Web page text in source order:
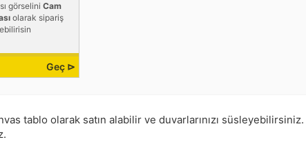
görseliniCam
olarak sipariş
Geç ⊳
tablo olarak satın alabilir ve duvarlarınızı süsleyebilirsiniz.